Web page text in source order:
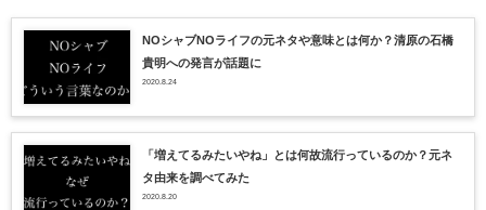
NOシャブNOライフの元ネタや意味とは何か？清原の石橋
貴明への発言が話題に
2020.8.24
「増えてるみたいやね」とは何故流行っているのか？元ネ
タ由来を調べてみた
2020.8.20